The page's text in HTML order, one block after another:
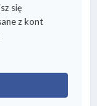
się
z kont